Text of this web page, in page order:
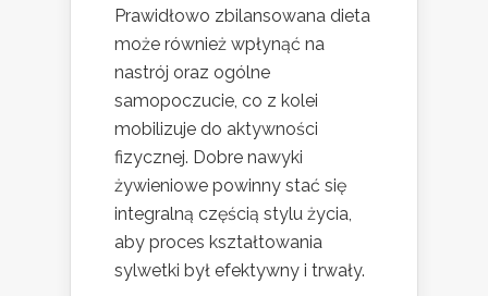
Prawidłowo zbilansowana dieta
może również wpłynąć na
nastrój oraz ogólne
samopoczucie, co z kolei
mobilizuje do aktywności
fizycznej. Dobre nawyki
żywieniowe powinny stać się
integralną częścią stylu życia,
aby proces kształtowania
sylwetki był efektywny i trwały.